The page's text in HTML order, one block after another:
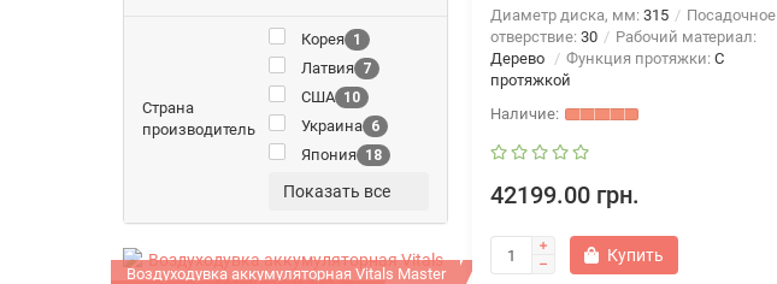
Страна
производитель
Корея 1
Латвия 7
США 10
Украина 6
Япония 18
Показать все
Воздуходувка аккумуляторная Vitals Master
Диаметр диска, мм: 315
Посадочное
отверствие: 30
Рабочий материал:
Дерево
Функция протяжки: C
протяжкой
42199.00 грн.
Купить